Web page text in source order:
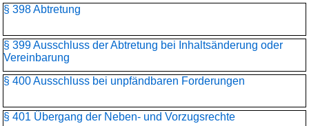
§ 398 Abtretung
§ 399 Ausschluss der Abtretung bei Inhaltsänderung oder
Vereinbarung
§ 400 Ausschluss bei unpfändbaren Forderungen
§ 401 Übergang der Neben- und Vorzugsrechte